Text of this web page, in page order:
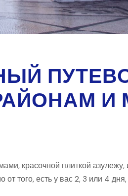
И
красочной плиткой
того, есть у вас 2, 3 или 4